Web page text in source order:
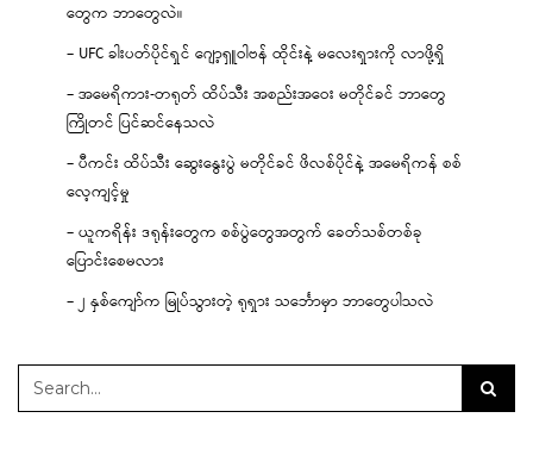
တွေက ဘာတွေလဲ။
– UFC ခါးပတ်ပိုင်ရှင် ဂျော့ရှူဝါဗန် ထိုင်းနဲ့ မလေးရှားကို လာဖို့ရှိ
– အမေရိကား-တရုတ် ထိပ်သီး အစည်းအဝေး မတိုင်ခင် ဘာတွေ
ကြိုတင် ပြင်ဆင်နေသလဲ
– ပီကင်း ထိပ်သီး ဆွေးနွေးပွဲ မတိုင်ခင် ဖိလစ်ပိုင်နဲ့ အမေရိကန် စစ်
လေ့ကျင့်မှု
– ယူကရိန်း ဒရုန်းတွေက စစ်ပွဲတွေအတွက် ခေတ်သစ်တစ်ခု
ပြောင်းစေမလား
– ၂ နှစ်ကျော်က မြုပ်သွားတဲ့ ရုရှား သင်္ဘောမှာ ဘာတွေပါသလဲ